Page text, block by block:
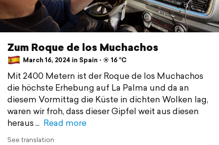
Zum Roque de los Muchachos
March 16, 2024 in Spain ⋅ ☀️ 16 °C
Mit 2400 Metern ist der Roque de los Muchachos
die höchste Erhebung auf La Palma und da an
diesem Vormittag die Küste in dichten Wolken lag,
waren wir froh, dass dieser Gipfel weit aus diesen
heraus
Read more
See translation